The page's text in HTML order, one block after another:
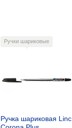
Ручки шариковые
Ручка шариковая Linc